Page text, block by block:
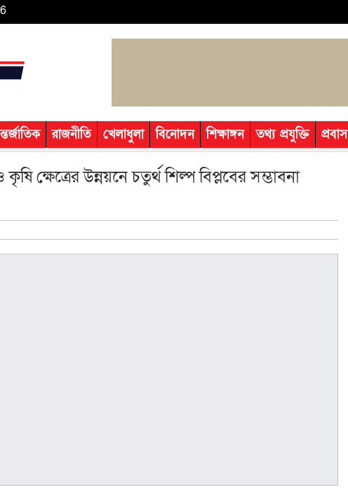
রাজনীতি খেলাধুলা বিনোদন শিক্ষাঙ্গন তথ্য প্রযুক্তি প্রবাস
কৃষি ক্ষেত্রের উন্নয়নে চতুর্থ শিল্প বিপ্লবের সম্ভাবনা